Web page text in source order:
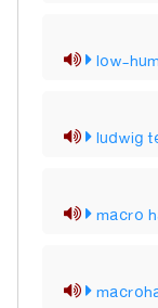
low-
ludwig
macro